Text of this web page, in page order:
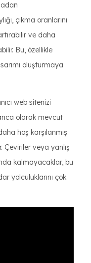
çıkma oranlarını
ve daha
Bu, özellikle
oluşturmaya
web sitenizi
olarak mevcut
hoş karşılanmış
Çeviriler veya yanlış
kalmayacaklar, bu
yolculuklarını çok